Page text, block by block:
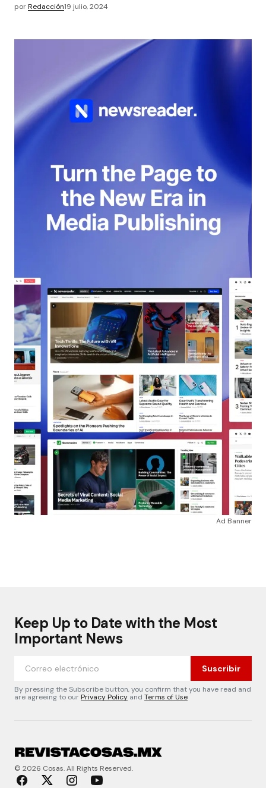
porRedacción19 julio, 2024
Ad Banner
Keep Up to Date with the Most
Important News
Suscribir
By pressing the Subscribe button, you confirm that you have read and
are agreeing to ourPrivacy Policy and Terms of Use
© 2026 Cosas. All Rights Reserved.